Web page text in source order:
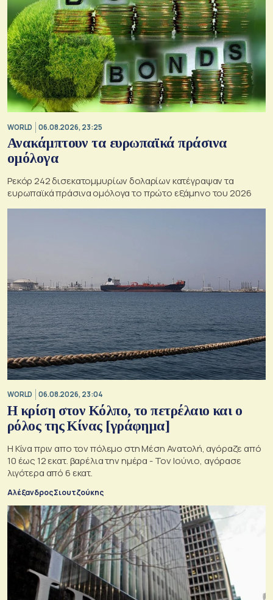
WORLD 06.08.2026, 23:25
Ανακάμπτουν τα ευρωπαϊκά πράσινα
ομόλογα
Ρεκόρ 242 δισεκατομμυρίων δολαρίων κατέγραψαν τα
ευρωπαϊκά πράσινα ομόλογα το πρώτο εξάμηνο του 2026
WORLD 06.08.2026, 23:04
Η κρίση στoν Κόλπο, το πετρέλαιο και ο
ρόλος της Κίνας [γράφημα]
Η Κίνα πριν απο τον πόλεμο στη Μέση Ανατολή, αγόραζε από
10 έως 12 εκατ. βαρέλια την ημέρα - Τον Ιούνιο, αγόρασε
λιγότερα από 6 εκατ.
Αλέξανδρος Σιουτζούκης